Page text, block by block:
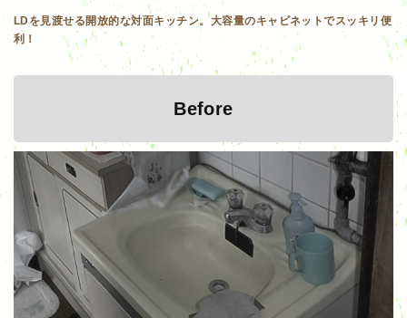
LDを見渡せる開放的な対面キッチン。大容量のキャビネットでスッキリ便
利！
Before